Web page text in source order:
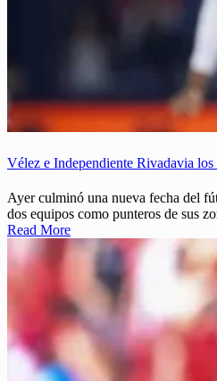
Vélez e Independiente Rivadavia los
Ayer culminó una nueva fecha del
dos equipos como punteros de sus
Read More